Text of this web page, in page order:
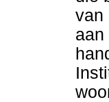
van
aan